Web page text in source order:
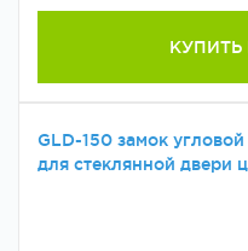
GLD-150 замок
для стеклянной двери